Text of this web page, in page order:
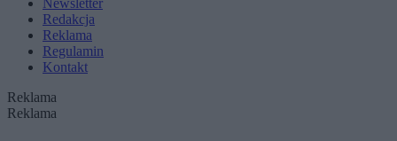
Newsletter
Redakcja
Reklama
Regulamin
Kontakt
Reklama
Reklama